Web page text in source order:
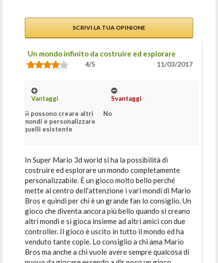
SCRIVI LA TUA OPINIONE
Un mondo infinito da costruire ed esplorare
4/5 11/03/2017
Vantaggi
Si possono creare altri
mondi e personalizzare
quelli esistente
Svantaggi
No
In Super Mario 3d world si ha la possibilità di
costruire ed esplorare un mondo completamente
personalizzabile. È un gioco molto bello perché
mette al centro dell'attenzione i vari mondi di Mario
Bros e quindi per chi è un grande fan lo consiglio. Un
gioco che diventa ancora più bello quando si creano
altri mondi e si gioca insieme ad altri amici con due
controller. Il gioco è uscito in tutto il mondo ed ha
venduto tante copie. Lo consiglio a chi ama Mario
Bros ma anche a chi vuole avere sempre qualcosa di